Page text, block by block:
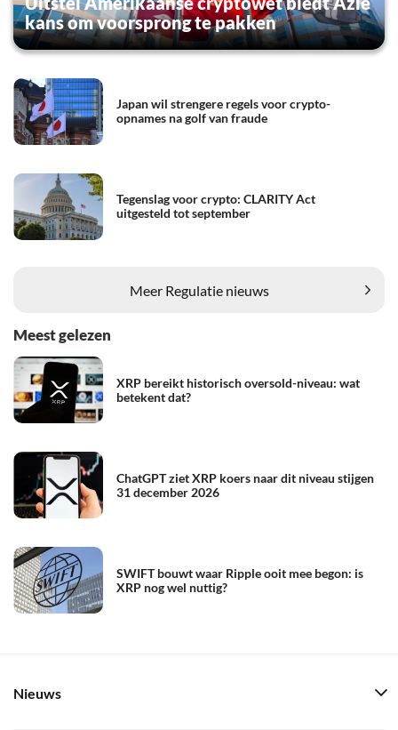
kans om voorsprong te pakken
Japan wil strengere regels voor crypto-
opnames na golf van fraude
Tegenslag voor crypto: CLARITY Act
uitgesteld tot september
Meer Regulatie nieuws
Meest gelezen
XRP bereikt historisch oversold-niveau: wat
betekent dat?
ChatGPT ziet XRP koers naar dit niveau stijgen
31 december 2026
SWIFT bouwt waar Ripple ooit mee begon: is
XRP nog wel nuttig?
Nieuws